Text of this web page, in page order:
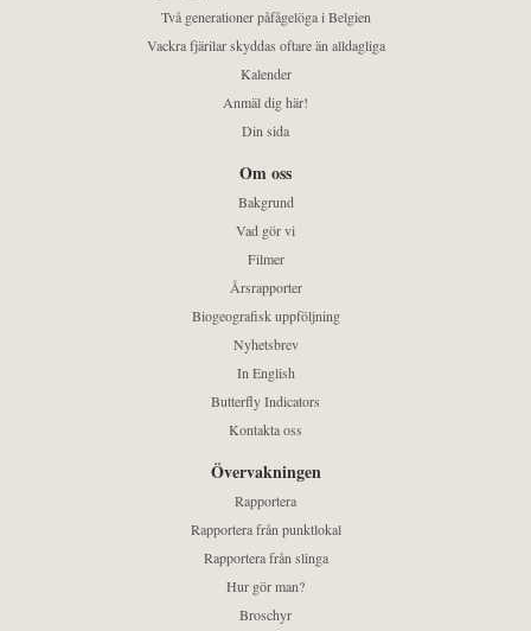
Två generationer påfågelöga i Belgien
Vackra fjärilar skyddas oftare än alldagliga
Kalender
Anmäl dig här!
Din sida
Om oss
Bakgrund
Vad gör vi
Filmer
Årsrapporter
Biogeografisk uppföljning
Nyhetsbrev
In English
Butterfly Indicators
Kontakta oss
Övervakningen
Rapportera
Rapportera från punktlokal
Rapportera från slinga
Hur gör man?
Broschyr